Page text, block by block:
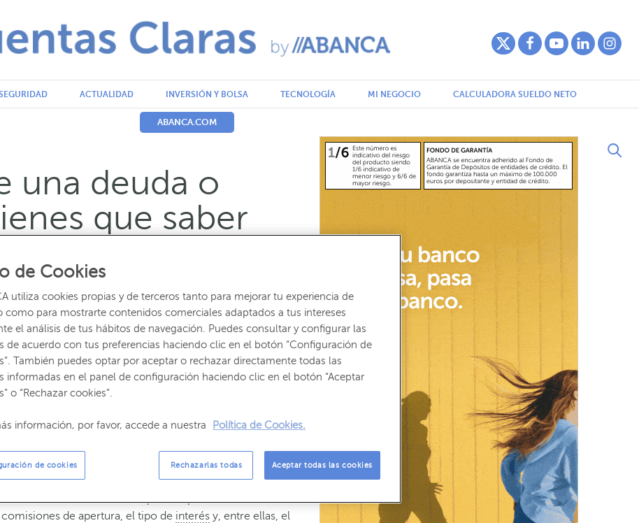
ACTUALIDAD INVERSIÓN Y BOLSA TECNOLOGÍA MI NEGOCIO CALCULADORA SUELDO NETO
ABANCA.COM
una deuda o
que saber
cumplimiento del plazo de una obligación o deuda.Y son
esta fecha previamente.
deuda, nos referimos a finalización del plazo pactado
Una vez que llegue esa fecha la deuda deberá estar
financiación tienes que cumplir una serie de
de apertura, el tipo de interés y, entre ellas, el
de Cookies
utiliza cookies propias y de terceros tanto para mejorar tu experiencia de
como para mostrarte contenidos comerciales adaptados a tus intereses
el análisis de tus hábitos de navegación. Puedes consultar y configurar las
de acuerdo con tus preferencias haciendo clic en el botón “Configuración de
También puedes optar por aceptar o rechazar directamente todas las
informadas en el panel de configuración haciendo clic en el botón “Aceptar
o “Rechazar cookies”.
información, por favor, accede a nuestra Política de Cookies.
de cookies Rechazarlas todas Aceptar todas las cookies